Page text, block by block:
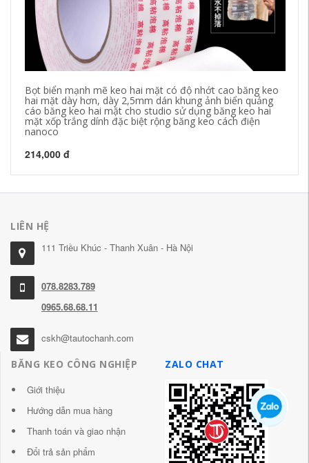
Bọt biển mạnh mẽ keo hai mặt có độ nhớt cao băng keo
hai mặt dày hơn, dày 2,5mm dán khung ảnh biển quảng
cáo băng keo hai mặt cho studio sử dụng băng keo hai
mặt xốp trắng dính đặc biệt rộng băng keo cách điện
nanoco
214,000 đ
LIÊN HỆ
111 Triều Khúc - Thanh Xuân - Hà Nội
078.8283.789
0965.68.68.11
cskh@tautochanh.com
BĂNG KEO CÔNG NGHIỆP
Giới thiệu
Hướng dẫn mua hàng
Thanh toán và giao nhận
Đổi trả sản phẩm
ZALO CHAT